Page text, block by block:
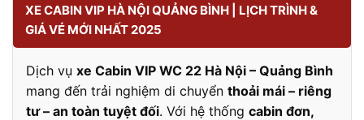
XE CABIN VIP HÀ NỘI QUẢNG BÌNH | LỊCH TRÌNH &
GIÁ VÉ MỚI NHẤT 2025
Dịch vụ xe Cabin VIP WC 22 Hà Nội – Quảng Bình
mang đến trải nghiệm di chuyển thoải mái – riêng
tư – an toàn tuyệt đối. Với hệ thống cabin đơn,